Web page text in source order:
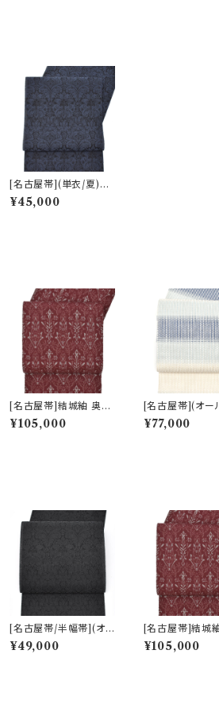
[名古屋帯](単衣/夏)西
陣織機屋 謹製 華装飾
文様 九寸帯 正絹 日本
¥45,000
[名古屋帯]結城紬 奥順
謹製 型紙捺染絣 装飾
華文 八寸帯 正絹 日本
¥105,000
[名古屋帯](オー
ズン)米沢 近賢
製 蜃気楼 オー
¥77,000
[名古屋帯/半幅帯](オ
ールシーズン)西陣織機
屋 謹製 墨黒 華装飾文
¥49,000
[名古屋帯]結城
謹製 型紙捺染
華文 八寸帯 正
¥105,000